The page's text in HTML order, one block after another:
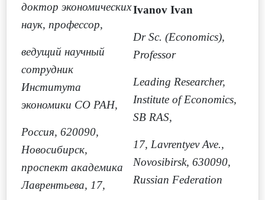
доктор экономических
наук, профессор,
ведущий научный
сотрудник
Института
экономики СО РАН,
Россия, 620090,
Новосибирск,
проспект академика
Лаврентьева, 17,
Ivanov Ivan
Dr Sc. (Economics),
Professor
Leading Researcher,
Institute of Economics,
SB RAS,
17, Lavrentyev Ave.,
Novosibirsk, 630090,
Russian Federation